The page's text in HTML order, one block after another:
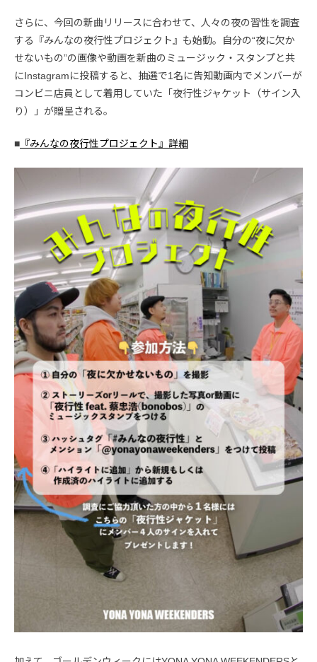
さらに、今回の新曲リリースに合わせて、人々の夜の習性を調査
する『みんなの夜行性プロジェクト』も始動。自分の“夜に欠か
せないもの”の画像や動画を新曲のミュージック・スタンプと共
にInstagramに投稿すると、抽選で1名に告知動画内でメンバーが
コンビニ店員として着用していた「夜行性ジャケット（サイン入
り）」が贈呈される。
■ 『みんなの夜行性プロジェクト』詳細